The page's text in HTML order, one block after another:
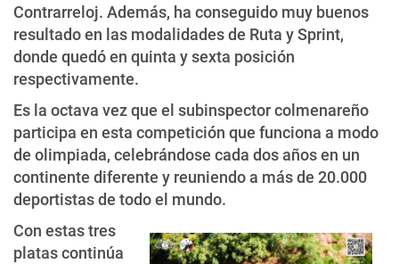
Contrarreloj. Además, ha conseguido muy buenos
resultado en las modalidades de Ruta y Sprint,
donde quedó en quinta y sexta posición
respectivamente.
Es la octava vez que el subinspector colmenareño
participa en esta competición que funciona a modo
de olimpiada, celebrándose cada dos años en un
continente diferente y reuniendo a más de 20.000
deportistas de todo el mundo.
Con estas tres
platas continúa